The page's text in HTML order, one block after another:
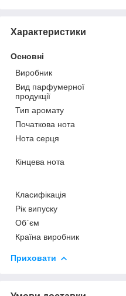
Характеристики
Основні
Виробник
Вид парфумерної
продукції
Тип аромату
Початкова нота
Нота серця
Кінцева нота
Класифікація
Рік випуску
Об`єм
Країна виробник
Приховати